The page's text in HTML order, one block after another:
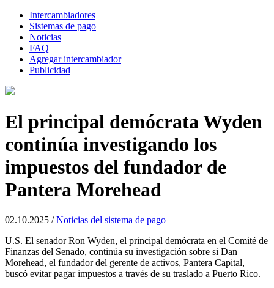
Intercambiadores
Sistemas de pago
Noticias
FAQ
Agregar intercambiador
Publicidad
El principal demócrata Wyden
continúa investigando los
impuestos del fundador de
Pantera Morehead
02.10.2025 /Noticias del sistema de pago
U.S. El senador Ron Wyden, el principal demócrata en el Comité de
Finanzas del Senado, continúa su investigación sobre si Dan
Morehead, el fundador del gerente de activos, Pantera Capital,
buscó evitar pagar impuestos a través de su traslado a Puerto Rico.